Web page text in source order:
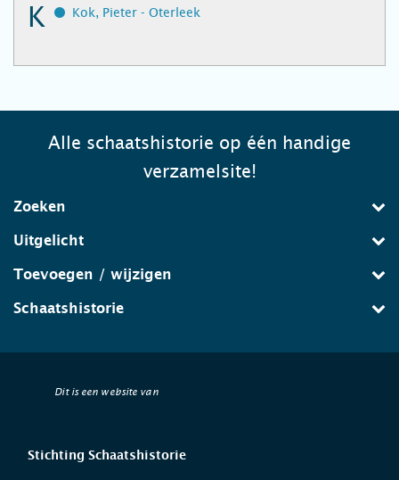
K Kok, Pieter - Oterleek
Alle schaatshistorie op één handige
verzamelsite!
Zoeken
Uitgelicht
Toevoegen / wijzigen
Schaatshistorie
Dit is een website van
Stichting Schaatshistorie